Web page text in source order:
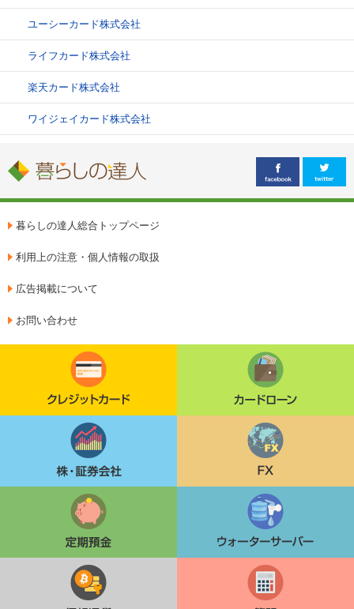
ユーシーカード株式会社
ライフカード株式会社
楽天カード株式会社
ワイジェイカード株式会社
暮らしの達人総合トップページ
利用上の注意・個人情報の取扱
広告掲載について
お問い合わせ
クレジットカード カードローン
株・証券会社 FX
定期貯金 ウォーターサーバー
仮想通貨 簿記